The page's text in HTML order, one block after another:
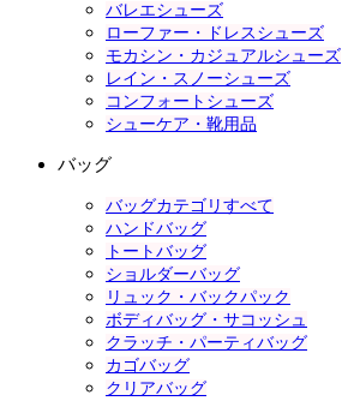
バレエシューズ
ローファー・ドレスシューズ
モカシン・カジュアルシューズ
レイン・スノーシューズ
コンフォートシューズ
シューケア・靴用品
バッグ
バッグカテゴリすべて
ハンドバッグ
トートバッグ
ショルダーバッグ
リュック・バックパック
ボディバッグ・サコッシュ
クラッチ・パーティバッグ
カゴバッグ
クリアバッグ